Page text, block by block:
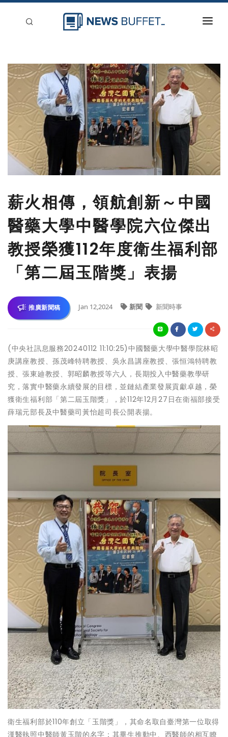
新聞稿分類
登入
刊登
薪火相傳，領航創新～中國
醫藥大學中醫學院六位傑出
教授榮獲112年度衛生福利部
「第二屆玉階獎」表揚
推廣新聞稿 Jan 12,2024 新聞 新聞時事
(中央社訊息服務20240112 11:10:25)中國醫藥大學中醫學院林昭
庚講座教授、孫茂峰特聘教授、吳永昌講座教授、張恒鴻特聘教
授、張東廸教授、郭昭麟教授等六人，長期投入中醫藥教學研
究，落實中醫藥永續發展的目標，並鏈結產業發展貢獻卓越，榮
獲衛生福利部「第二屆玉階獎」，於112年12月27日在衛福部接受
薛瑞元部長及中醫藥司黃怡超司長公開表揚。
衛生福利部於110年創立「玉階獎」，其命名取自臺灣第一位取得
漢醫執照中醫師黃玉階的名字；其畢生推動中、西醫師的相互瞭